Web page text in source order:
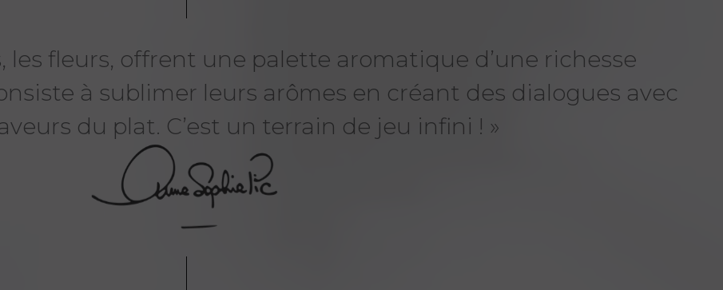
La Fête des Mères
approche...
Offrez à votre maman une parenthèse délicate
dans l’univers d’Anne-Sophie Pic.
les fleurs, offrent une palette aromatique d’une richesse
à sublimer leurs arômes en créant des dialogues avec
du plat. C’est un terrain de jeu infini ! »